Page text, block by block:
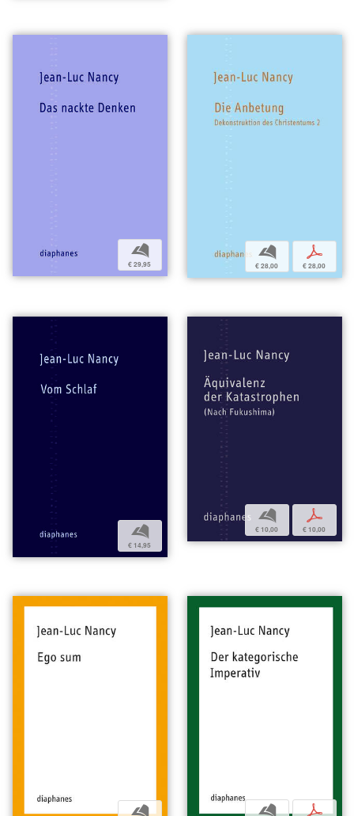
b
€ 29,95
b
€ 28,00
p
€ 28,00
b
€ 14,95
b
€ 10,00
p
€ 10,00
b b p